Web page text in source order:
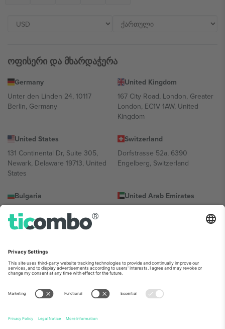
ოფისერი და მხარდაჭერა
Germany
Unter den Linden 24, 10117
Berlin, Germany
United Kingdom
167 City Road, London, Greater
London, EC1V 1AW, United
Kingdom
United States
131 Continental Dr, Suite 305,
Newark, Delaware 19713, United
States
Switzerland
Dorfstrasse 52a, 6390
Engelberg, Switzerland
Bulgaria
Totleben 53-55, 1606 Sofia,
Bulgaria
United Arab Emirates
Building A1, Office 302, Dubai,
Mexico
Av Chapultepec 360, Roma
Norte, Cuauhtémoc, 06700
Ciudad de México, CDMX,
Mexico
პლატფორმის პროვაიდერის იურიდიული პირი იცვლება